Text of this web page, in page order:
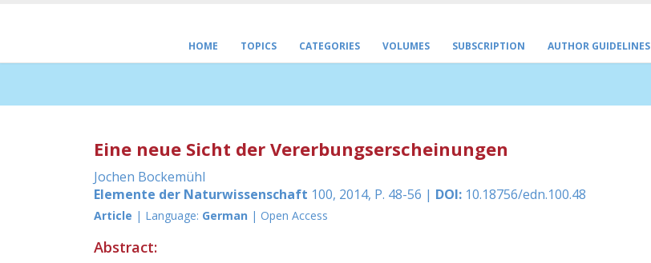
HOME TOPICS CATEGORIES VOLUMES SUBSCRIPTION AUTHOR GUIDELINES
Eine neue Sicht der Vererbungserscheinungen
Jochen Bockemühl
Elemente der Naturwissenschaft 100, 2014, P. 48-56 | DOI: 10.18756/edn.100.48
Article | Language: German | Open Access
Abstract: